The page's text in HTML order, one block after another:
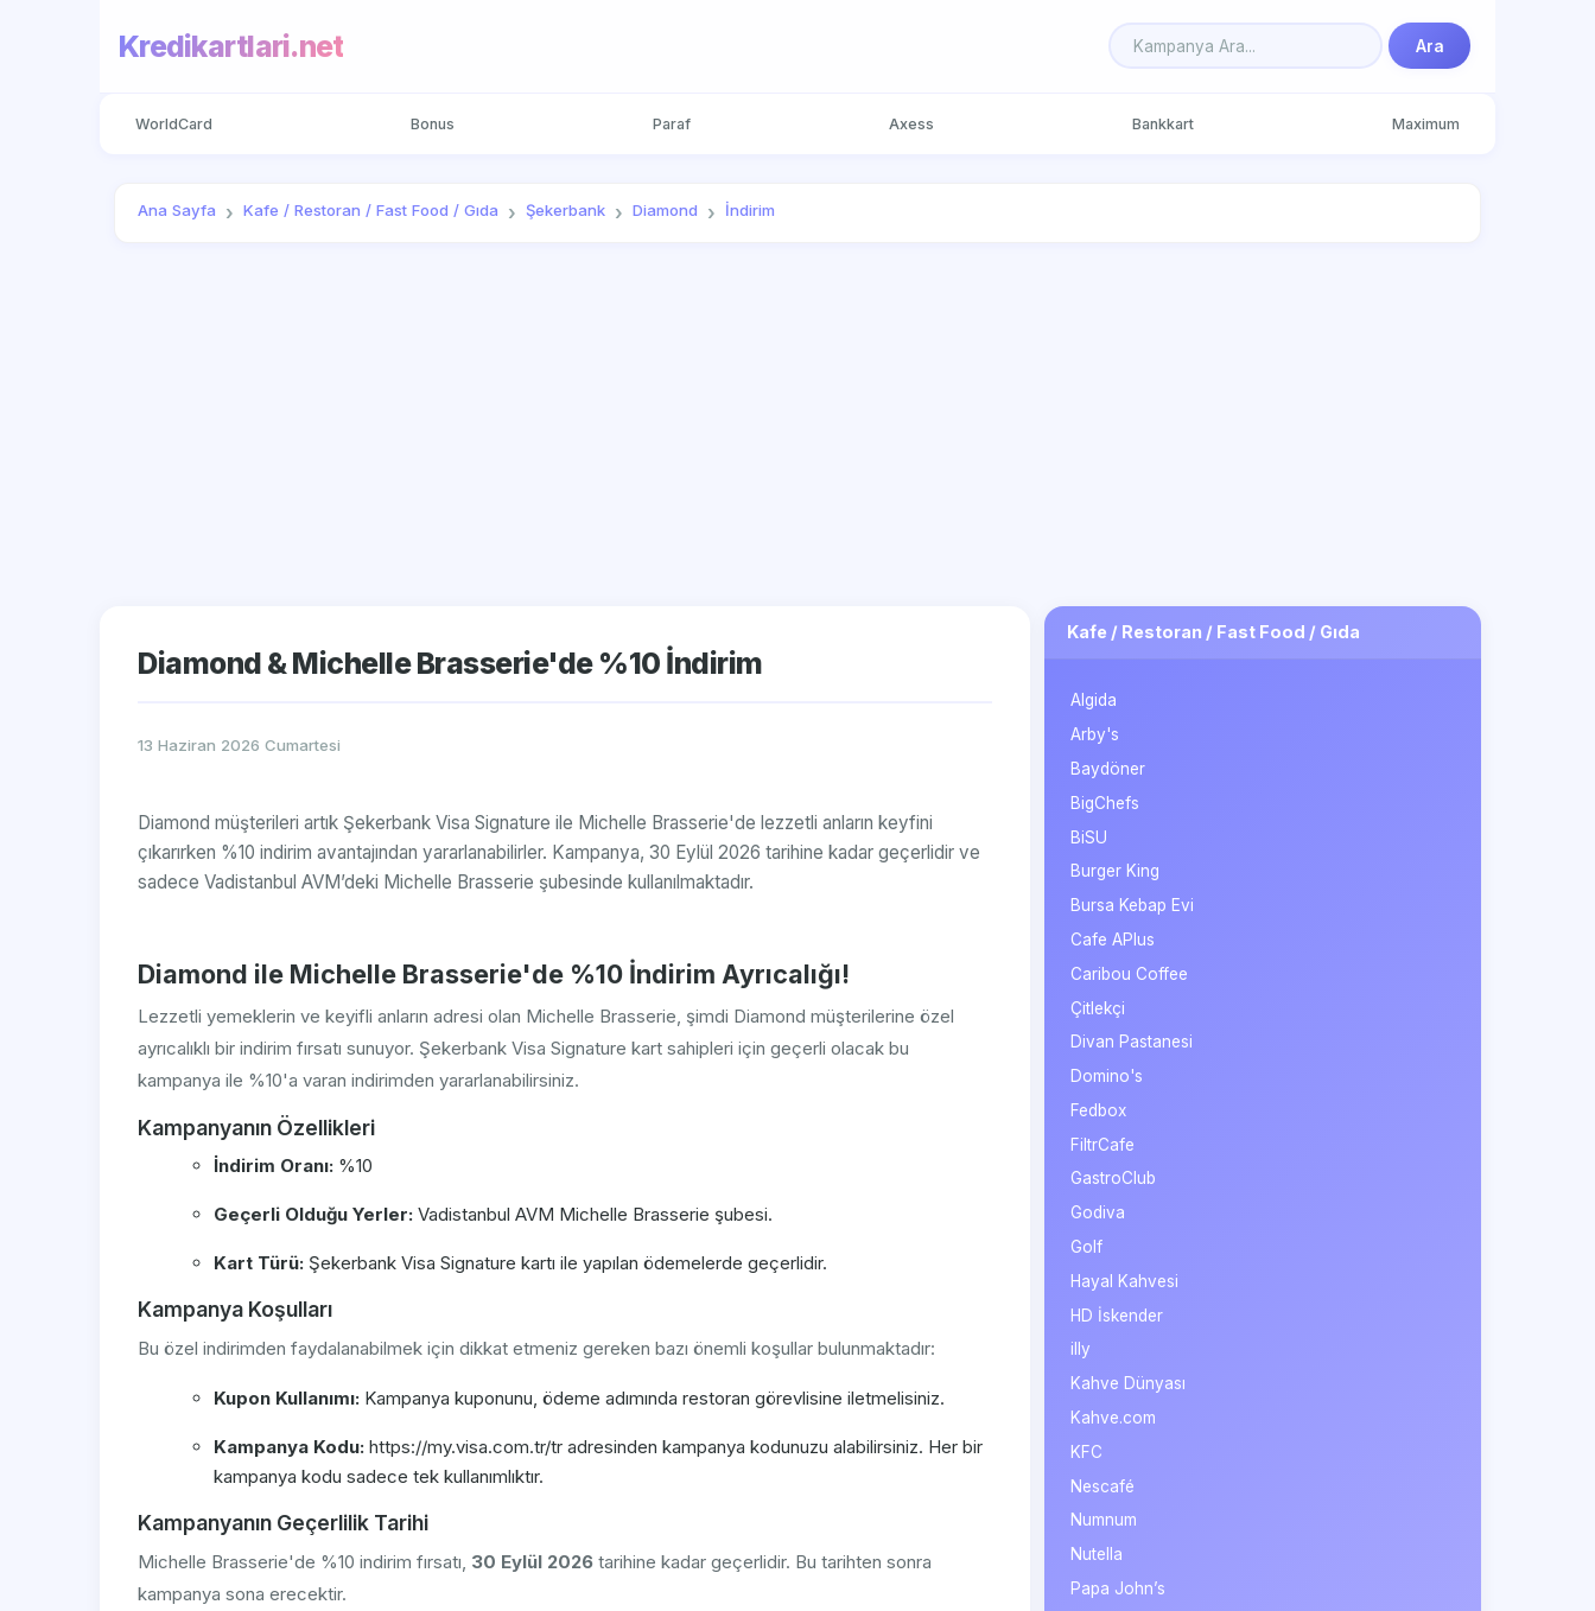
Kredikartlari.net Ara
WorldCard Bonus Paraf Axess Bankkart Maximum
Ana Sayfa Kafe / Restoran / Fast Food / Gıda Şekerbank Diamond İndirim
Diamond & Michelle Brasserie'de %10 İndirim
13 Haziran 2026 Cumartesi
Diamond müşterileri artık Şekerbank Visa Signature ile Michelle Brasserie'de lezzetli anların keyfini
çıkarırken %10 indirim avantajından yararlanabilirler. Kampanya, 30 Eylül 2026 tarihine kadar geçerlidir ve
sadece Vadistanbul AVM’deki Michelle Brasserie şubesinde kullanılmaktadır.
Diamond ile Michelle Brasserie'de %10 İndirim Ayrıcalığı!
Lezzetli yemeklerin ve keyifli anların adresi olan Michelle Brasserie, şimdi Diamond müşterilerine özel
ayrıcalıklı bir indirim fırsatı sunuyor. Şekerbank Visa Signature kart sahipleri için geçerli olacak bu
kampanya ile %10'a varan indirimden yararlanabilirsiniz.
Kampanyanın Özellikleri
İndirim Oranı: %10
Geçerli Olduğu Yerler: Vadistanbul AVM Michelle Brasserie şubesi.
Kart Türü: Şekerbank Visa Signature kartı ile yapılan ödemelerde geçerlidir.
Kampanya Koşulları
Bu özel indirimden faydalanabilmek için dikkat etmeniz gereken bazı önemli koşullar bulunmaktadır:
Kupon Kullanımı: Kampanya kuponunu, ödeme adımında restoran görevlisine iletmelisiniz.
Kampanya Kodu: https://my.visa.com.tr/tr adresinden kampanya kodunuzu alabilirsiniz. Her bir
kampanya kodu sadece tek kullanımlıktır.
Kampanyanın Geçerlilik Tarihi
Michelle Brasserie'de %10 indirim fırsatı, 30 Eylül 2026 tarihine kadar geçerlidir. Bu tarihten sonra
kampanya sona erecektir.
Kafe / Restoran / Fast Food / Gıda
Algida
Arby's
Baydöner
BigChefs
BiSU
Burger King
Bursa Kebap Evi
Cafe APlus
Caribou Coffee
Çitlekçi
Divan Pastanesi
Domino's
Fedbox
FiltrCafe
GastroClub
Godiva
Golf
Hayal Kahvesi
HD İskender
illy
Kahve Dünyası
Kahve.com
KFC
Nescafé
Numnum
Nutella
Papa John’s